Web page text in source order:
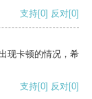
支持[0] 反对[0]
现卡顿的情况，希
支持[0] 反对[0]